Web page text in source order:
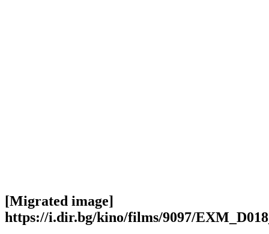
[Migrated image]
https://i.dir.bg/kino/films/9097/